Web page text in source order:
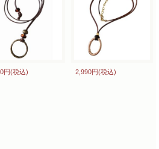
円(税込) 2,990円(税込)